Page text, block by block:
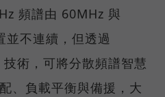
頻譜由 60MHz 與
不連續，但透過
術，可將分散頻譜智慧
、負載平衡與備援，大